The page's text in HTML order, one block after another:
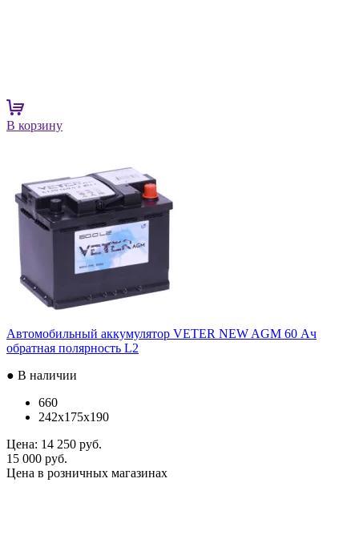
В корзину
Автомобильный аккумулятор VETER NEW AGM 60 Ач
обратная полярность L2
● В наличии
660
242x175x190
Цена: 14 250 руб.
15 000 руб.
Цена в розничных магазинах